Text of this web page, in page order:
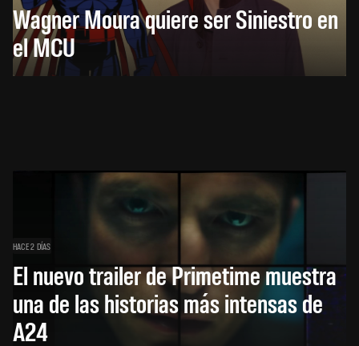
Wagner Moura quiere ser Siniestro en
el MCU
HACE 2 DÍAS
El nuevo trailer de Primetime muestra
una de las historias más intensas de
A24